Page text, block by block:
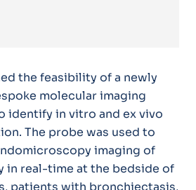
the feasibility of a newly
molecular imaging
identify in vitro and ex vivo
The probe was used to
imaging of
in real-time at the bedside of
patients with bronchiectasis,